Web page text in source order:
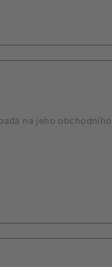
na jeho